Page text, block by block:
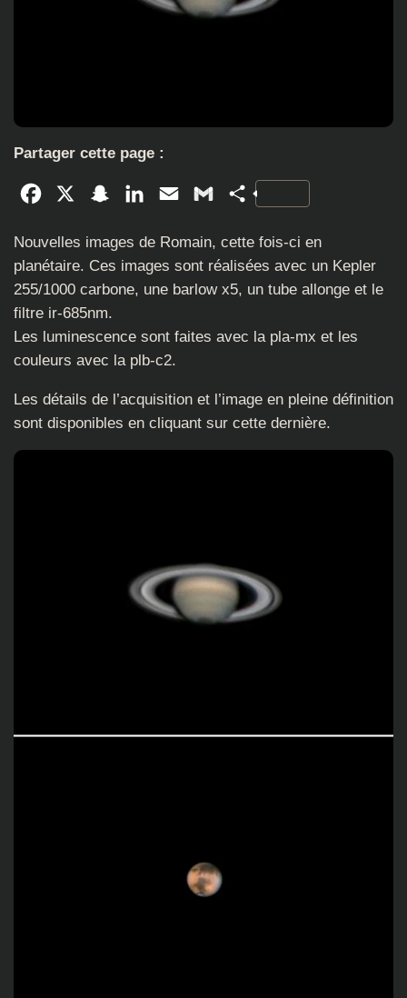
Partager cette page :
Facebook SnapchatLinkedInEmail GmailPartager
Nouvelles images de Romain, cette fois-ci en
planétaire. Ces images sont réalisées avec un Kepler
255/1000 carbone, une barlow x5, un tube allonge et le
filtre ir-685nm.
Les luminescence sont faites avec la pla-mx et les
couleurs avec la plb-c2.
Les détails de l’acquisition et l’image en pleine définition
sont disponibles en cliquant sur cette dernière.